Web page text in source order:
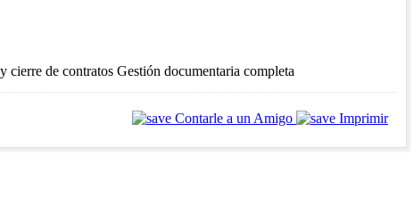
de contratos Gestión documentaria completa
Contarle a un Amigo Imprimir